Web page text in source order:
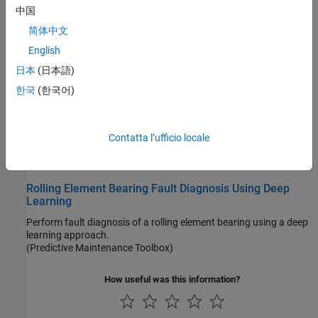
(Reinforcement Learning Toolbox)
Generate Synthetic Signals Using Conditional GAN
synthetic signals.
(Signal Processing Toolbox)
Use simulation data to train a neural network than can detect
Rolling Element Bearing Fault Diagnosis Using Deep
Learning
Perform fault diagnosis of a rolling element bearing using a deep
learning approach.
(Predictive Maintenance Toolbox)
How useful was this information?
中国
简体中文
English
日本 (日本語)
한국 (한국어)
Contatta l’ufficio locale